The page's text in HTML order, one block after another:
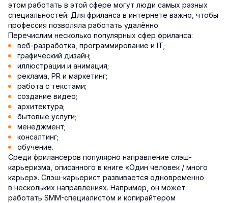
этом работать в этой сфере могут люди самых разных
специальностей. Для фриланса в интернете важно, чтобы
профессия позволяла работать удалённо.
Перечислим несколько популярных сфер фриланса:
веб-разработка, программирование и IT;
графический дизайн;
иллюстрации и анимация;
реклама, PR и маркетинг;
работа с текстами;
создание видео;
архитектура;
бытовые услуги;
менеджмент;
консалтинг;
обучение.
Среди фрилансеров популярно направление слэш-
карьеризма, описанного в книге «Один человек / много
карьер». Слэш-карьерист развивается одновременно
в нескольких направлениях. Например, он может
работать SMM-специалистом и копирайтером